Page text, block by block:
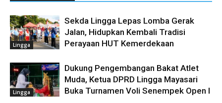
Lingga
Sekda Lingga Lepas Lomba Gerak
Jalan, Hidupkan Kembali Tradisi
Perayaan HUT Kemerdekaan
Lingga
Dukung Pengembangan Bakat Atlet
Muda, Ketua DPRD Lingga Mayasari
Buka Turnamen Voli Senempek Open I